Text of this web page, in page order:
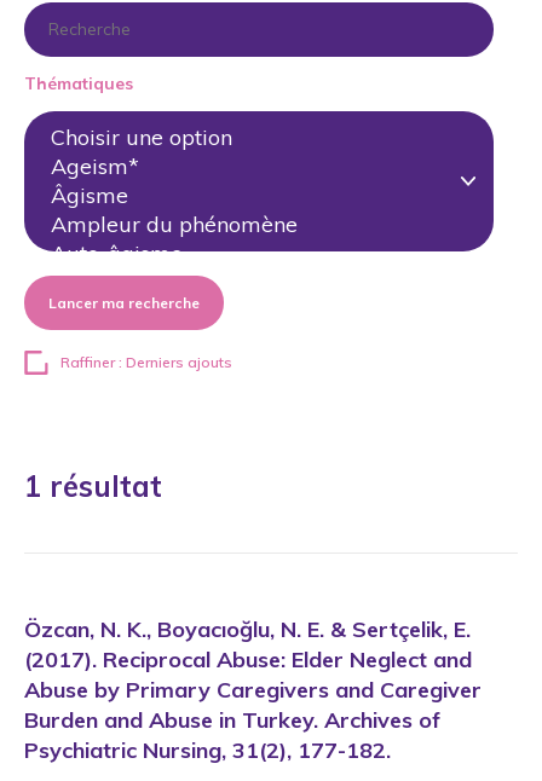
Thématiques
Lancer ma recherche
Raffiner : Derniers ajouts
1 résultat
Özcan, N. K., Boyacıoğlu, N. E. & Sertçelik, E.
(2017). Reciprocal Abuse: Elder Neglect and
Abuse by Primary Caregivers and Caregiver
Burden and Abuse in Turkey. Archives of
Psychiatric Nursing, 31(2), 177-182.